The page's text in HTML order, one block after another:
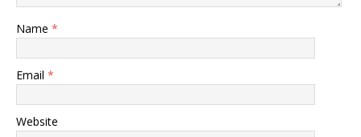
Name *
Email *
Website